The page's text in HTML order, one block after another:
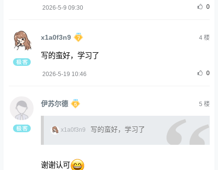
2026-5-9 09:30 0
x1a0f3n9 4楼
写的蛮好，学习了
2026-5-19 10:46 0
伊苏尔德 5 楼
x1a0f3n9 写的蛮好，学习了
谢谢认可